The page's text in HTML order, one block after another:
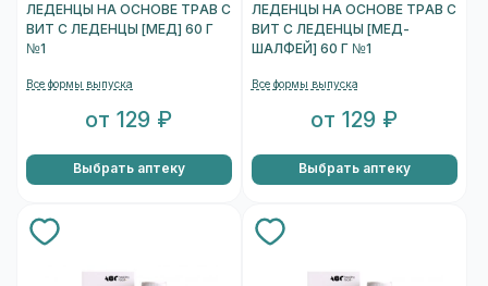
ЛЕДЕНЦЫ НА ОСНОВЕ ТРАВ С
ВИТ С ЛЕДЕНЦЫ [МЕД] 60 Г
№1
Все формы выпуска
от 129 ₽
Выбрать аптеку
ЛЕДЕНЦЫ НА ОСНОВЕ ТРАВ С
ВИТ С ЛЕДЕНЦЫ [МЕД-
ШАЛФЕЙ] 60 Г №1
Все формы выпуска
от 129 ₽
Выбрать аптеку